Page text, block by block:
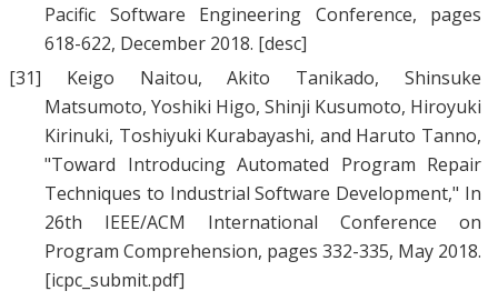
Pacific Software Engineering Conference, pages
618-622, December 2018. [desc]
[31]
Keigo Naitou,Akito Tanikado,Shinsuke
Matsumoto, Yoshiki Higo, Shinji Kusumoto, Hiroyuki
Kirinuki, Toshiyuki Kurabayashi, and Haruto Tanno,
"Toward Introducing Automated Program Repair
Techniques to Industrial Software Development," In
26th IEEE/ACM International Conference on
Program Comprehension, pages 332-335, May 2018.
[icpc_submit.pdf]